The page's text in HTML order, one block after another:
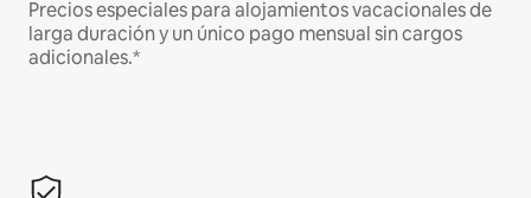
Precios especiales para alojamientos vacacionales de
larga duración y un único pago mensual sin cargos
adicionales.*